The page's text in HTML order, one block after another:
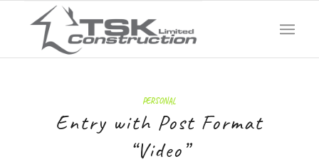
PERSONAL
Entry with Post Format
“Video”